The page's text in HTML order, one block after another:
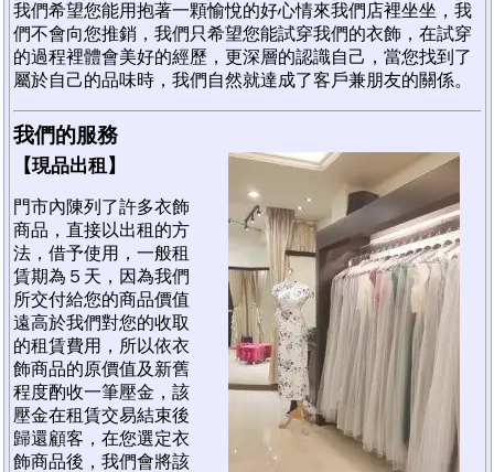
我們希望您能用抱著一顆愉悅的好心情來我們店裡坐坐，我
們不會向您推銷，我們只希望您能試穿我們的衣飾，在試穿
的過程裡體會美好的經歷，更深層的認識自己，當您找到了
屬於自己的品味時，我們自然就達成了客戶兼朋友的關係。
我們的服務
【現品出租】
門市內陳列了許多衣飾
商品，直接以出租的方
法，借予使用，一般租
賃期為５天，因為我們
所交付給您的商品價值
遠高於我們對您的收取
的租賃費用，所以依衣
飾商品的原價值及新舊
程度酌收一筆壓金，該
壓金在租賃交易結束後
歸還顧客，在您選定衣
飾商品後，我們會將該